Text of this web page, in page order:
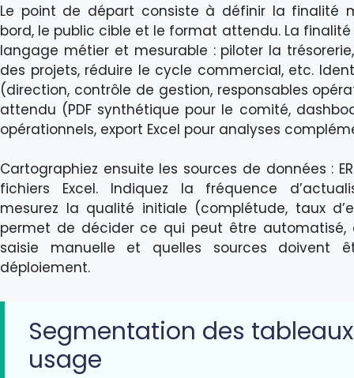
Le point de départ consiste à définir la finalité
bord, le public cible et le format attendu. La
langage métier et mesurable : piloter la
des projets, réduire le cycle commercial, etc.
(direction, contrôle de gestion, responsables
attendu (PDF synthétique pour le comité,
opérationnels, export Excel pour analyses
Cartographiez ensuite les sources de données :
fichiers Excel. Indiquez la fréquence
mesurez la qualité initiale (complétude, taux
permet de décider ce qui peut être automatisé,
saisie manuelle et quelles sources doivent
déploiement.
Segmentation des
usage